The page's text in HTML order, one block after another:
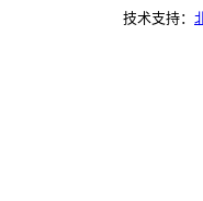
技术支持：